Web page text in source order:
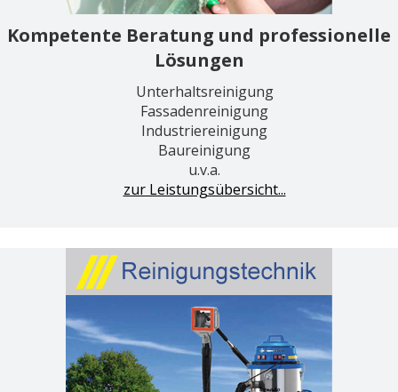
Kompetente Beratung und professionelle
Lösungen
Unterhaltsreinigung
Fassadenreinigung
Industriereinigung
Baureinigung
u.v.a.
zur Leistungsübersicht...